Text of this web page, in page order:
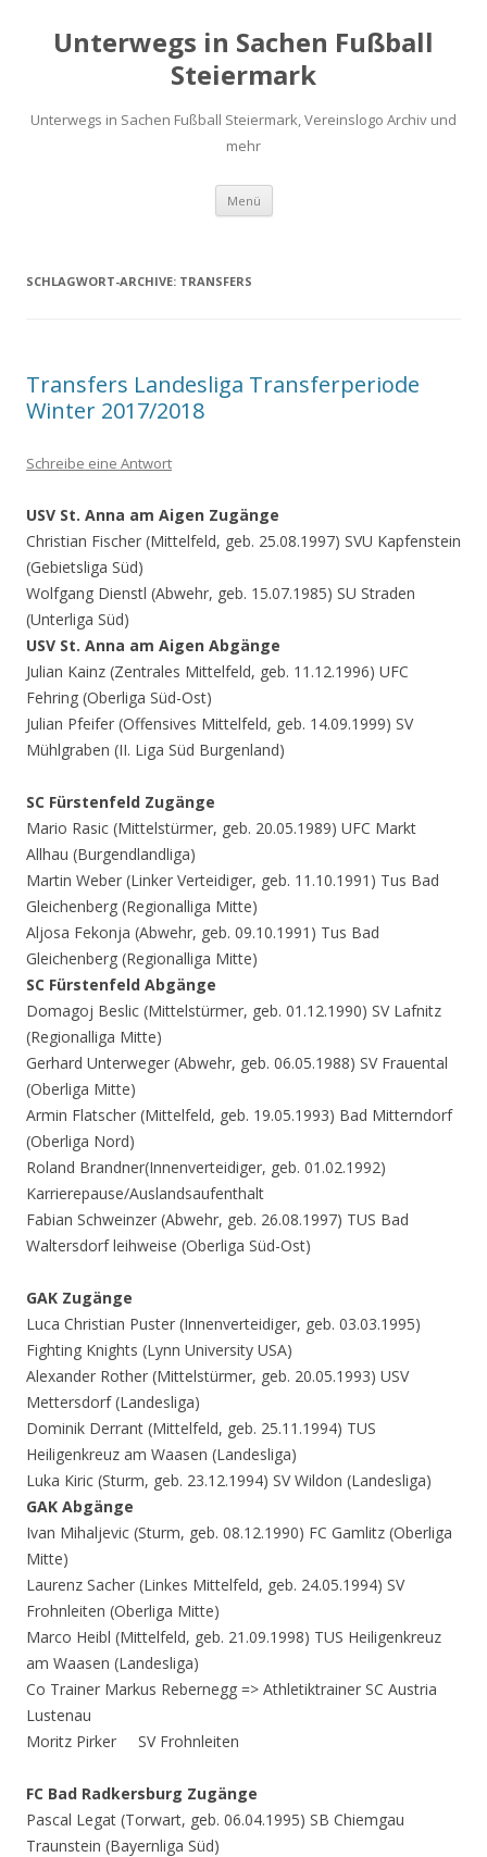
Unterwegs in Sachen Fußball
Steiermark
Unterwegs in Sachen Fußball Steiermark, Vereinslogo Archiv und
mehr
Menü Zum
springen
SCHLAGWORT-ARCHIVE: TRANSFERS
Transfers Landesliga Transferperiode
Winter 2017/2018
Schreibe eine Antwort
USV St. Anna am Aigen Zugänge
Christian Fischer (Mittelfeld, geb. 25.08.1997) SVU Kapfenstein
(Gebietsliga Süd)
Wolfgang Dienstl (Abwehr, geb. 15.07.1985) SU Straden
(Unterliga Süd)
USV St. Anna am Aigen Abgänge
Julian Kainz (Zentrales Mittelfeld, geb. 11.12.1996) UFC
Fehring (Oberliga Süd-Ost)
Julian Pfeifer (Offensives Mittelfeld, geb. 14.09.1999) SV
Mühlgraben (II. Liga Süd Burgenland)
SC Fürstenfeld Zugänge
Mario Rasic (Mittelstürmer, geb. 20.05.1989) UFC Markt
Allhau (Burgendlandliga)
Martin Weber (Linker Verteidiger, geb. 11.10.1991) Tus Bad
Gleichenberg (Regionalliga Mitte)
Aljosa Fekonja (Abwehr, geb. 09.10.1991) Tus Bad
Gleichenberg (Regionalliga Mitte)
SC Fürstenfeld Abgänge
Domagoj Beslic (Mittelstürmer, geb. 01.12.1990) SV Lafnitz
(Regionalliga Mitte)
Gerhard Unterweger (Abwehr, geb. 06.05.1988) SV Frauental
(Oberliga Mitte)
Armin Flatscher (Mittelfeld, geb. 19.05.1993) Bad Mitterndorf
(Oberliga Nord)
Roland Brandner(Innenverteidiger, geb. 01.02.1992)
Karrierepause/Auslandsaufenthalt
Fabian Schweinzer (Abwehr, geb. 26.08.1997) TUS Bad
Waltersdorf leihweise (Oberliga Süd-Ost)
GAK Zugänge
Luca Christian Puster (Innenverteidiger, geb. 03.03.1995)
Fighting Knights (Lynn University USA)
Alexander Rother (Mittelstürmer, geb. 20.05.1993) USV
Mettersdorf (Landesliga)
Dominik Derrant (Mittelfeld, geb. 25.11.1994) TUS
Heiligenkreuz am Waasen (Landesliga)
Luka Kiric (Sturm, geb. 23.12.1994) SV Wildon (Landesliga)
GAK Abgänge
Ivan Mihaljevic (Sturm, geb. 08.12.1990) FC Gamlitz (Oberliga
Mitte)
Laurenz Sacher (Linkes Mittelfeld, geb. 24.05.1994) SV
Frohnleiten (Oberliga Mitte)
Marco Heibl (Mittelfeld, geb. 21.09.1998) TUS Heiligenkreuz
am Waasen (Landesliga)
Co Trainer Markus Rebernegg => Athletiktrainer SC Austria
Lustenau
Moritz Pirker SV Frohnleiten
FC Bad Radkersburg Zugänge
Pascal Legat (Torwart, geb. 06.04.1995) SB Chiemgau
Traunstein (Bayernliga Süd)